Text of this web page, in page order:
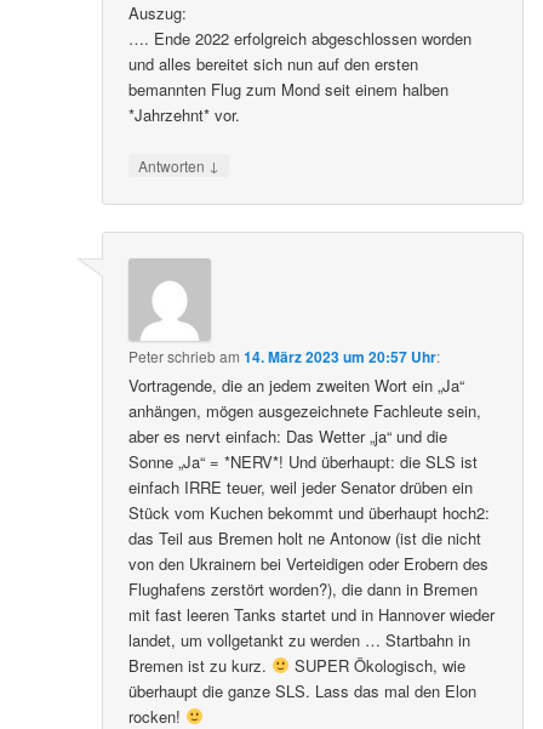
Auszug:
…. Ende 2022 erfolgreich abgeschlossen worden
und alles bereitet sich nun auf den ersten
bemannten Flug zum Mond seit einem halben
*Jahrzehnt* vor.
Antworten ↓
Peterschriebam14. März 2023 um 20:57 Uhr:
Vortragende, die an jedem zweiten Wort ein „Ja“
anhängen, mögen ausgezeichnete Fachleute sein,
aber es nervt einfach: Das Wetter „ja“ und die
Sonne „Ja“ = *NERV*! Und überhaupt: die SLS ist
einfach IRRE teuer, weil jeder Senator drüben ein
Stück vom Kuchen bekommt und überhaupt hoch2:
das Teil aus Bremen holt ne Antonow (ist die nicht
von den Ukrainern bei Verteidigen oder Erobern des
Flughafens zerstört worden?), die dann in Bremen
mit fast leeren Tanks startet und in Hannover wieder
landet, um vollgetankt zu werden … Startbahn in
Bremen ist zu kurz.
SUPER Ökologisch, wie
überhaupt die ganze SLS. Lass das mal den Elon
rocken!